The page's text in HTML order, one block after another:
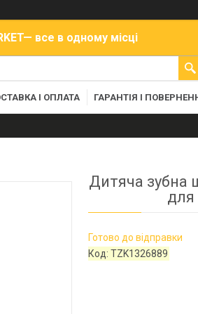
все в одному місці
І ОПЛАТА ГАРАНТІЯ І
Дитяча зубна
для
Готово до відправки
Код:TZK1326889